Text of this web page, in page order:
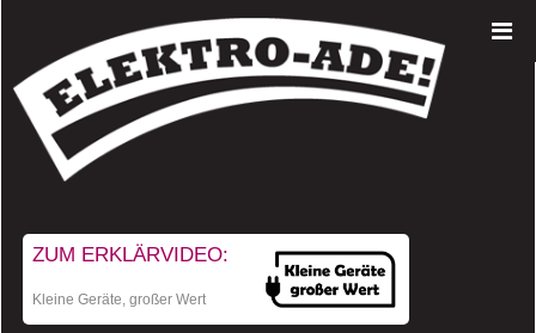
ZUM ERKLÄRVIDEO:
Kleine Geräte, großer Wert